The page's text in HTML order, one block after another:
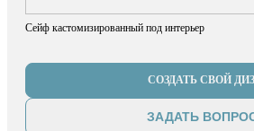
Сейф кастомизированный под интерьер
СОЗДАТЬ СВОЙ
ЗАДАТЬ